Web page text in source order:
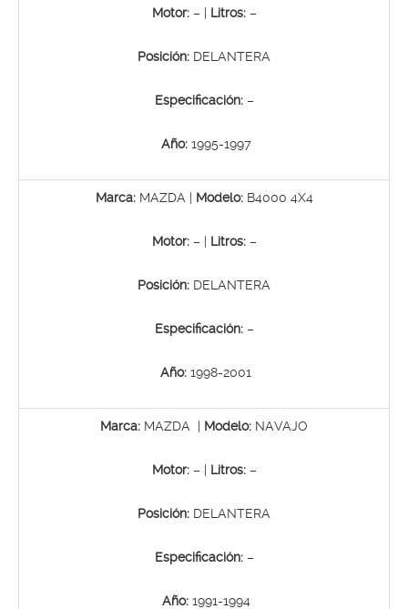
Motor:– | Litros:–
Posición: DELANTERA
Especificación: –
Año:1995-1997
Marca:MAZDA | Modelo: B4000 4X4
Motor:– | Litros:–
Posición: DELANTERA
Especificación: –
Año: 1998-2001
Marca: MAZDA | Modelo: NAVAJO
Motor:– | Litros:–
Posición: DELANTERA
Especificación: –
Año:1991-1994